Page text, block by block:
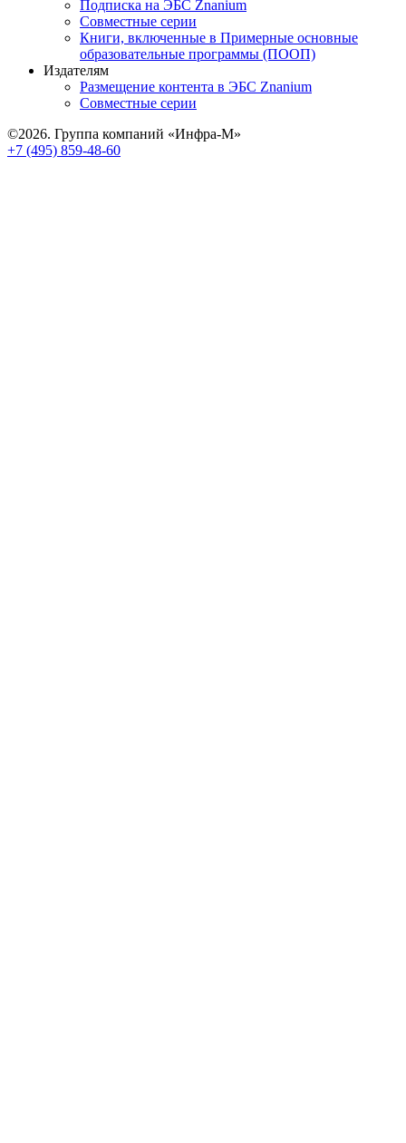
Подписка на ЭБС Znanium
Совместные серии
Книги, включенные в Примерные основные
образовательные программы (ПООП)
Издателям
Размещение контента в ЭБС Znanium
Совместные серии
©2026. Группа компаний «Инфра-М»
+7 (495) 859-48-60